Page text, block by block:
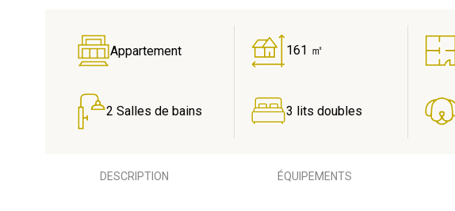
Appartement 161 ㎡
2 Salles de bains 3 lits doubles
DESCRIPTION ÉQUIPEMENTS